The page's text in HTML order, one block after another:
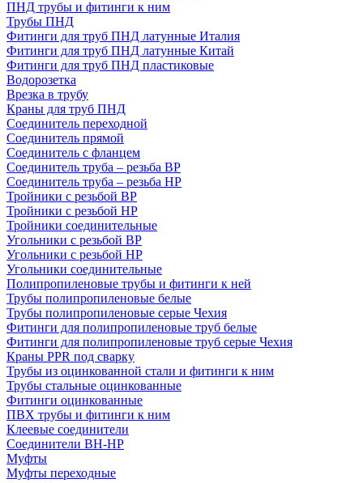
ПНД трубы и фитинги к ним
Трубы ПНД
Фитинги для труб ПНД латунные Италия
Фитинги для труб ПНД латунные Китай
Фитинги для труб ПНД пластиковые
Водорозетка
Врезка в трубу
Краны для труб ПНД
Соединитель переходной
Соединитель прямой
Соединитель с фланцем
Соединитель труба – резьба ВР
Соединитель труба – резьба НР
Тройники с резьбой ВР
Тройники с резьбой НР
Тройники соединительные
Угольники с резьбой ВР
Угольники с резьбой НР
Угольники соединительные
Полипропиленовые трубы и фитинги к ней
Трубы полипропиленовые белые
Трубы полипропиленовые серые Чехия
Фитинги для полипропиленовые труб белые
Фитинги для полипропиленовые труб серые Чехия
Краны PPR под сварку
Трубы из оцинкованной стали и фитинги к ним
Трубы стальные оцинкованные
Фитинги оцинкованные
ПВХ трубы и фитинги к ним
Клеевые соединители
Соединители ВН-НР
Муфты
Муфты переходные